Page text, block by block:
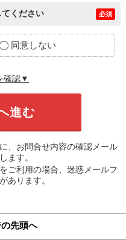
ください 必須
同意しない
確認▼
、お問合せ内容の確認メール
ます。
ご利用の場合、迷惑メールフ
あります。
先頭へ